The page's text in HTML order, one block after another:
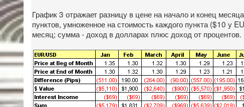
График 3 отражает разницу в цене на начало и конец
пунктов, умноженное на стоимость каждого пункта ($10 у
месяц; сумма - доход в долларах плюс доход от процентов.